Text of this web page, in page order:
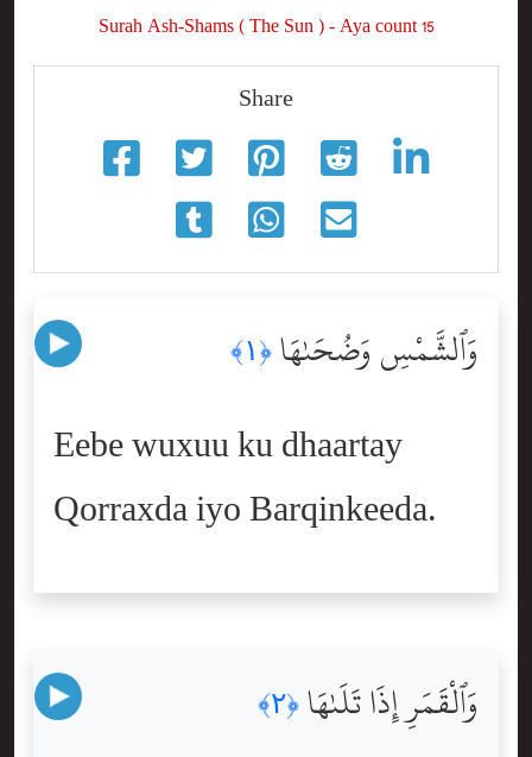
Surah Ash-Shams ( The Sun ) - Aya count 15
Share
وَٱلشَّمْسِ وَضُحَىٰهَا ﴿١﴾
Eebe wuxuu ku dhaartay
Qorraxda iyo Barqinkeeda.
وَٱلْقَمَرِ إِذَا تَلَىٰهَا ﴿٢﴾